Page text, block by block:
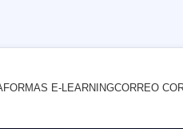
E-LEARNINGCORREO